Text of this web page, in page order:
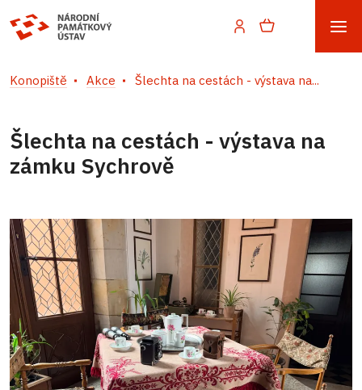
Konopiště Akce Šlechta na cestách - výstava na...
Šlechta na cestách - výstava na
zámku Sychrově